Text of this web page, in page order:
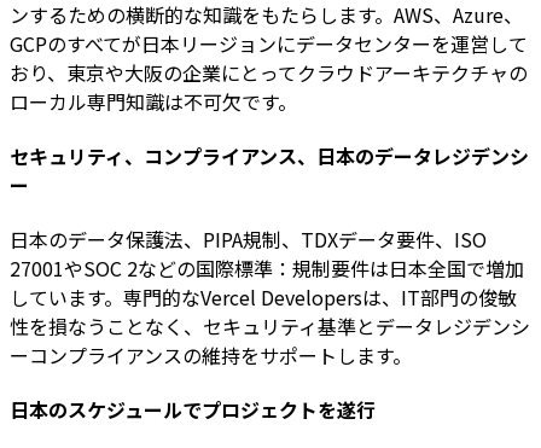
ンするための横断的な知識をもたらします。AWS、Azure、
GCPのすべてが日本リージョンにデータセンターを運営して
おり、東京や大阪の企業にとってクラウドアーキテクチャの
ローカル専門知識は不可欠です。
セキュリティ、コンプライアンス、日本のデータレジデンシ
ー
日本のデータ保護法、PIPA規制、TDXデータ要件、ISO
27001やSOC 2などの国際標準：規制要件は日本全国で増加
しています。専門的なVercel Developersは、IT部門の俊敏
性を損なうことなく、セキュリティ基準とデータレジデンシ
ーコンプライアンスの維持をサポートします。
日本のスケジュールでプロジェクトを遂行